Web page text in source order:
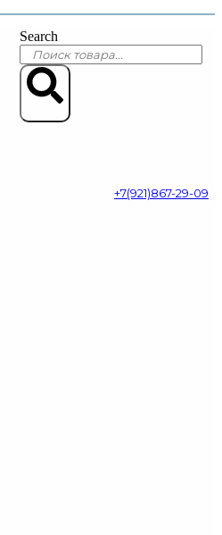
Search
+7(921)867-29-09